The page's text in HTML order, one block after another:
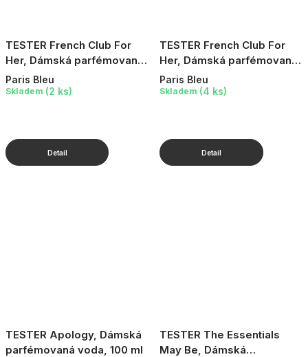
TESTER French Club For
Her, Dámská parfémovaná
voda, 90 ml
Paris Bleu
Skladem (2 ks)
TESTER French Club For
Her, Dámská parfémovaná
voda, 10 ml
Paris Bleu
Skladem (4 ks)
TESTER Apology, Dámská
parfémovaná voda, 100 ml
TESTER The Essentials
May Be, Dámská